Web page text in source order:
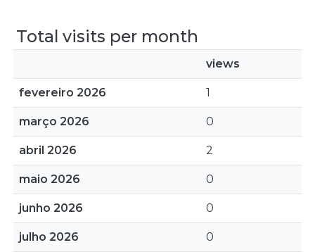
Total visits per month
views
fevereiro 2026 1
março 2026 0
abril 2026 2
maio 2026 0
junho 2026 0
julho 2026 0